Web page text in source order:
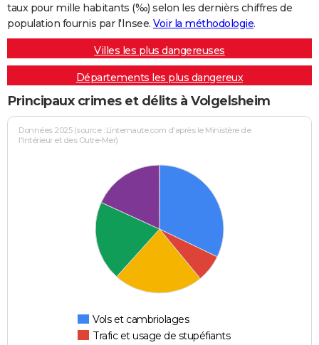
taux pour mille habitants (‰) selon les dernièrs chiffres de
population fournis par l'Insee. Voir la méthodologie.
Villes les plus dangereuses
Départements les plus dangereux
Principaux crimes et délits à Volgelsheim
Données 2025 (source : Linternaute.com d'après le Ministère de
l'Intérieur et des Outre-Mer)
Vols et cambriolages
Trafic et usage de stupéfiants